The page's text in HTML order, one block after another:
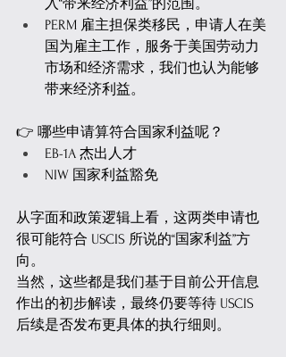
入“带来经济利益”的范围。
PERM 雇主担保类移民，申请人在美
国为雇主工作，服务于美国劳动力
市场和经济需求，我们也认为能够
带来经济利益。
👉 哪些申请算符合国家利益呢？
EB-1A 杰出人才
NIW 国家利益豁免
从字面和政策逻辑上看，这两类申请也
很可能符合 USCIS 所说的“国家利益”方
向。
当然，这些都是我们基于目前公开信息
作出的初步解读，最终仍要等待 USCIS
后续是否发布更具体的执行细则。